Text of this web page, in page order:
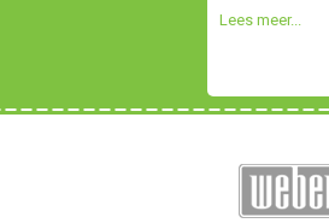
Lees meer...